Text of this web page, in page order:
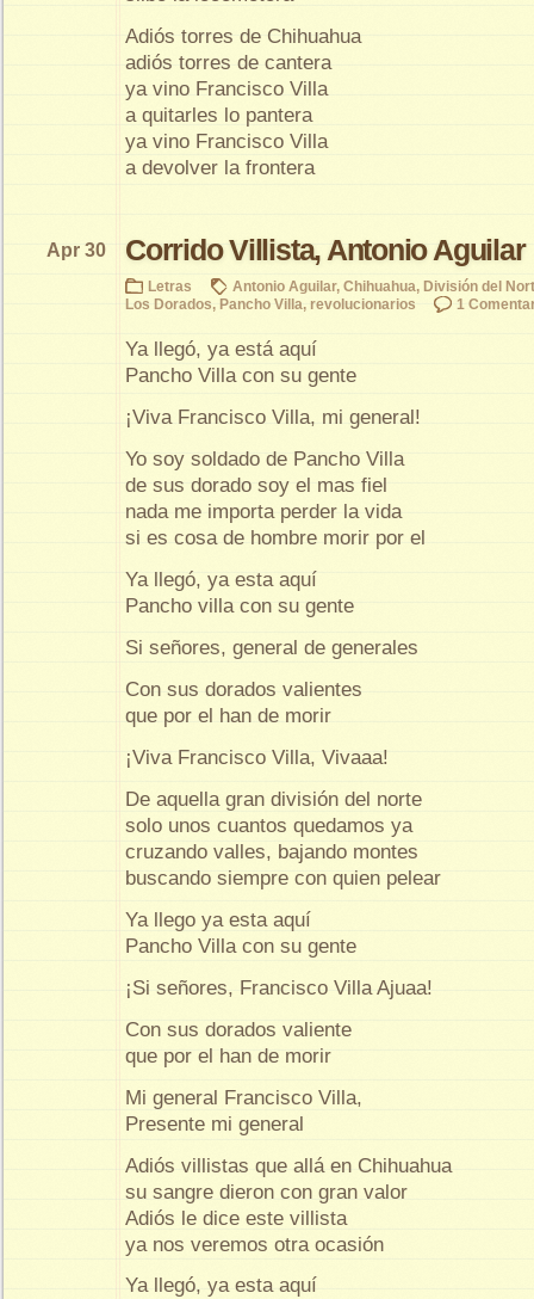
Adiós torres de Chihuahua
adiós torres de cantera
ya vino Francisco Villa
a quitarles lo pantera
ya vino Francisco Villa
a devolver la frontera
Corrido Villista, Antonio Aguilar
Apr 30
Letras Antonio Aguilar, Chihuahua, División del
Los Dorados, Pancho Villa, revolucionarios 1
Ya llegó, ya está aquí
Pancho Villa con su gente
¡Viva Francisco Villa, mi general!
Yo soy soldado de Pancho Villa
de sus dorado soy el mas fiel
nada me importa perder la vida
si es cosa de hombre morir por el
Ya llegó, ya esta aquí
Pancho villa con su gente
Si señores, general de generales
Con sus dorados valientes
que por el han de morir
¡Viva Francisco Villa, Vivaaa!
De aquella gran división del norte
solo unos cuantos quedamos ya
cruzando valles, bajando montes
buscando siempre con quien pelear
Ya llego ya esta aquí
Pancho Villa con su gente
¡Si señores, Francisco Villa Ajuaa!
Con sus dorados valiente
que por el han de morir
Mi general Francisco Villa,
Presente mi general
Adiós villistas que allá en Chihuahua
su sangre dieron con gran valor
Adiós le dice este villista
ya nos veremos otra ocasión
Ya llegó, ya esta aquí